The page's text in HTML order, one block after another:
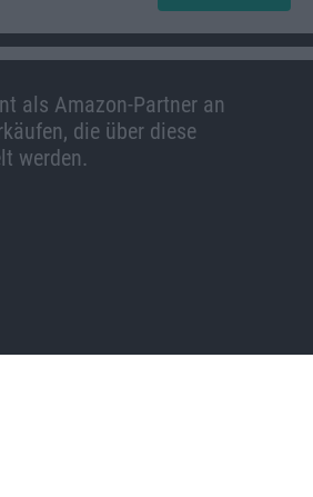
als Amazon-Partner an
die über diese
werden.